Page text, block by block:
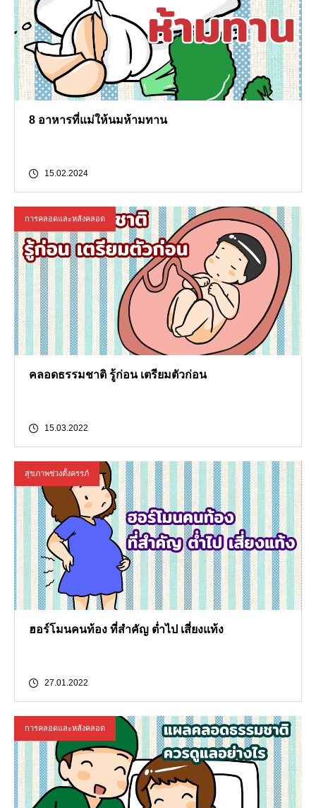
8 อาหารที่แม่ให้นมห้ามทาน
15.02.2024
การคลอดและหลังคลอด
คลอดธรรมชาติ รู้ก่อน เตรียมตัวก่อน
15.03.2022
สุขภาพช่วงตั้งครรภ์
ฮอร์โมนคนท้อง ที่สำคัญ ต่ำไป เสี่ยงแท้ง
27.01.2022
การคลอดและหลังคลอด